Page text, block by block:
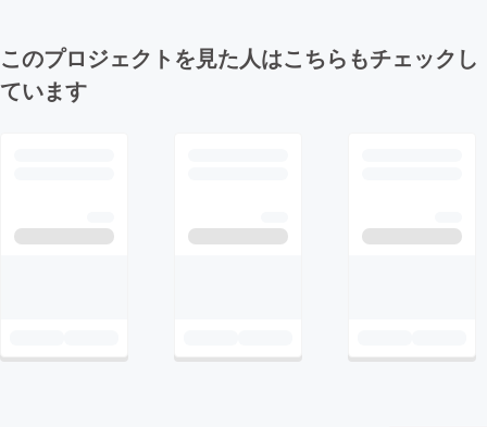
このプロジェクトを見た人はこちらもチェックし
ています